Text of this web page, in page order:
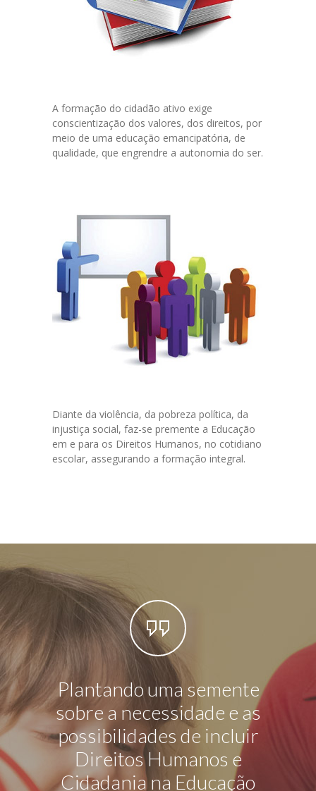
A formação do cidadão ativo exige
conscientização dos valores, dos direitos, por
meio de uma educação emancipatória, de
qualidade, que engrendre a autonomia do ser.
Diante da violência, da pobreza política, da
injustiça social, faz-se premente a Educação
em e para os Direitos Humanos, no cotidiano
escolar, assegurando a formação integral.
Plantando uma semente
sobre a necessidade e as
possibilidades de incluir
Direitos Humanos e
Cidadania na Educação